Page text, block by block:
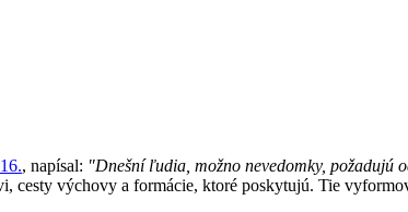
, napísal: "Dnešní ľudia, možno nevedomky, požadujú
cesty výchovy a formácie, ktoré poskytujú. Tie